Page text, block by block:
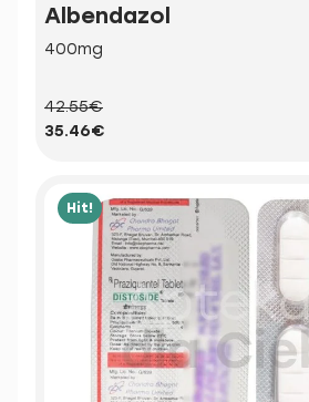
Albendazol
400mg
42.55€
35.46€
Hit!